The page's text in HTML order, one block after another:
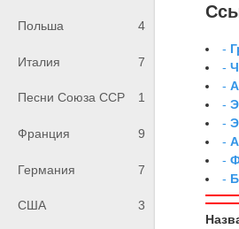
Польша 4
Италия 7
Песни Союза ССР 1
Франция 9
Германия 7
США 3
-
-
-
-
-
-
-
-